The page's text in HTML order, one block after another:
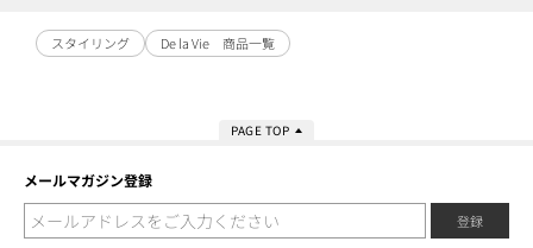
スタイリング De la Vie 商品一覧
PAGE TOP
メールマガジン登録
登録